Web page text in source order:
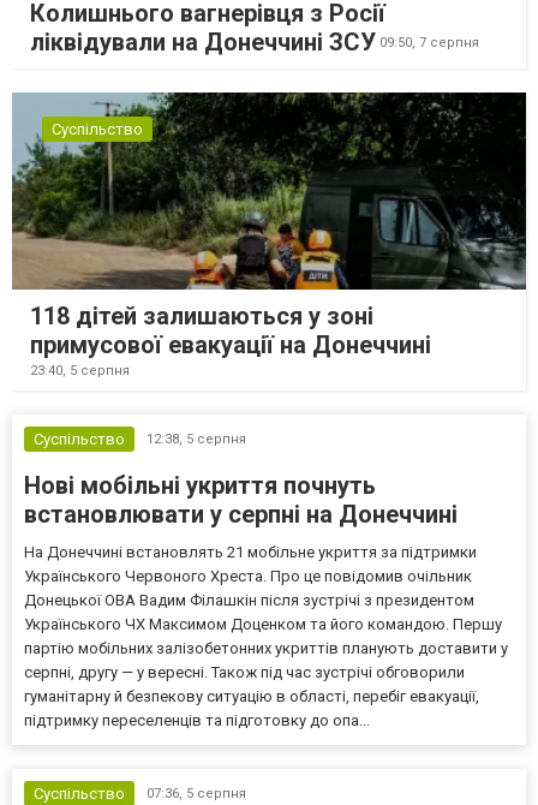
Колишнього вагнерівця з Росії
ліквідували на Донеччині ЗСУ 09:50, 7 серпня
Суспільство
118 дітей залишаються у зоні
примусової евакуації на Донеччині
23:40, 5 серпня
Суспільство 12:38, 5 серпня
Нові мобільні укриття почнуть
встановлювати у серпні на Донеччині
На Донеччині встановлять 21 мобільне укриття за підтримки
Українського Червоного Хреста. Про це повідомив очільник
Донецької ОВА Вадим Філашкін після зустрічі з президентом
Українського ЧХ Максимом Доценком та його командою. Першу
партію мобільних залізобетонних укриттів планують доставити у
серпні, другу — у вересні. Також під час зустрічі обговорили
гуманітарну й безпекову ситуацію в області, перебіг евакуації,
підтримку переселенців та підготовку до опа...
Суспільство 07:36, 5 серпня